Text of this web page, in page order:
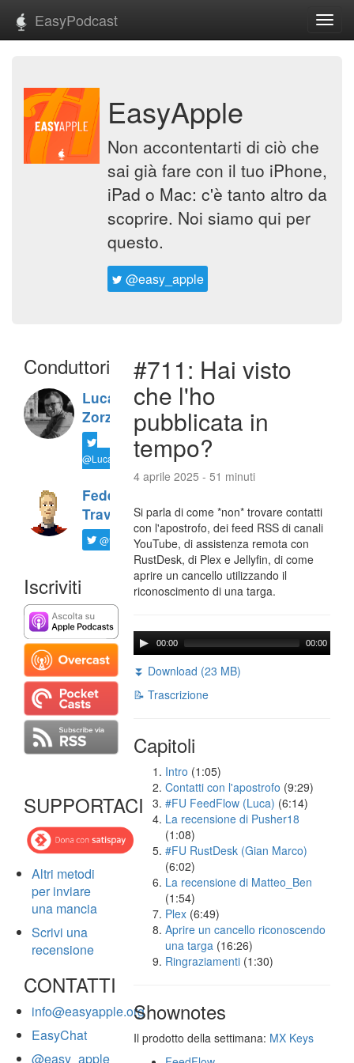
EasyPodcast
EasyApple
Non accontentarti di ciò che
sai già fare con il tuo iPhone,
iPad o Mac: c'è tanto altro da
scoprire. Noi siamo qui per
questo.
@easy_apple
Conduttori
Luca
Zorzi
@LucaTNT
Federico
Travaini
@ftrava
Iscriviti
SUPPORTACI
Altri metodi
per inviare
una mancia
Scrivi una
recensione
CONTATTI
info@easyapple.org
EasyChat
@easy_apple
#711: Hai visto
che l'ho
pubblicata in
tempo?
4 aprile 2025 - 51 minuti
Si parla di come *non* trovare contatti
con l'apostrofo, dei feed RSS di canali
YouTube, di assistenza remota con
RustDesk, di Plex e Jellyfin, di come
aprire un cancello utilizzando il
riconoscimento di una targa.
00:00 00:00
⏬ Download (23 MB)
📝 Trascrizione
Capitoli
Intro (1:05)
Contatti con l'apostrofo (9:29)
#FU FeedFlow (Luca) (6:14)
La recensione di Pusher18
(1:08)
#FU RustDesk (Gian Marco)
(6:02)
La recensione di Matteo_Ben
(1:54)
Plex (6:49)
Aprire un cancello riconoscendo
una targa (16:26)
Ringraziamenti (1:30)
Shownotes
Il prodotto della settimana: MX Keys